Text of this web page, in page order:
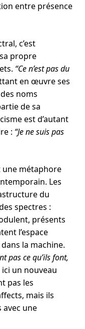
entre présence
c’est
propre
“Ce n’est pas du
en œuvre ses
noms
de sa
est d’autant
: “Je ne suis pas
une métaphore
Les
du
spectres :
présents
l’espace
la machine.
pas ce qu’ils font,
un nouveau
pas les
mais ils
une